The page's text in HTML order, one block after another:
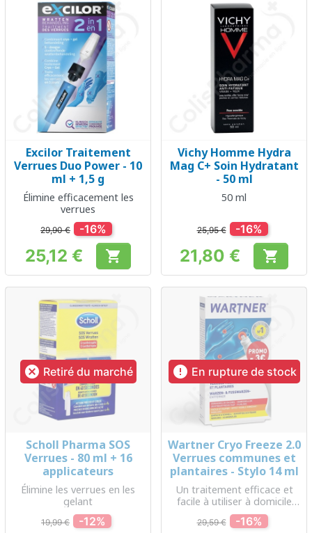
Excilor Traitement
Verrues Duo Power - 10
ml + 1,5 g
Élimine efficacement les
verrues
29,90 € -16%
Prix
25,12 € 
Vichy Homme Hydra
Mag C+ Soin Hydratant
- 50 ml
50 ml
25,95 € -16%
Prix
21,80 € 
 Retiré du marché
Scholl Pharma SOS
Verrues - 80 ml + 16
applicateurs
Élimine les verrues en les
gelant
19,99 € -12%
 En rupture de stock
Wartner Cryo Freeze 2.0
Verrues communes et
plantaires - Stylo 14 ml
Un traitement efficace et
facile à utiliser à domicile
pour l'élimination des
verrues sur les mains et les
29,59 € -16%